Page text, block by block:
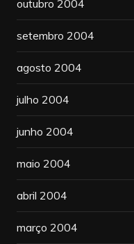
outubro 2004
setembro 2004
agosto 2004
julho 2004
junho 2004
maio 2004
abril 2004
março 2004